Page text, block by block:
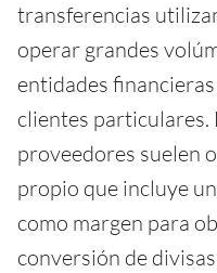
transferencias
operar grandes
entidades
clientes particulares.
proveedores suelen
propio que incluye
como margen para
conversión de